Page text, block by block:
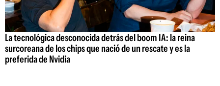
La tecnológica desconocida detrás del boom IA: la reina
surcoreana de los chips que nació de un rescate y es la
preferida de Nvidia